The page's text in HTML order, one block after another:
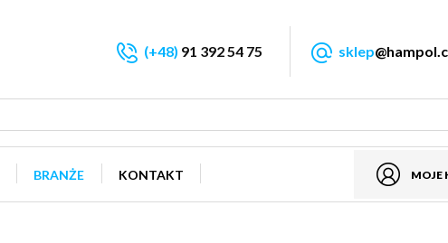
MOJE
(+48) 91 392 54 75 sklep
BRANŻE KONTAKT